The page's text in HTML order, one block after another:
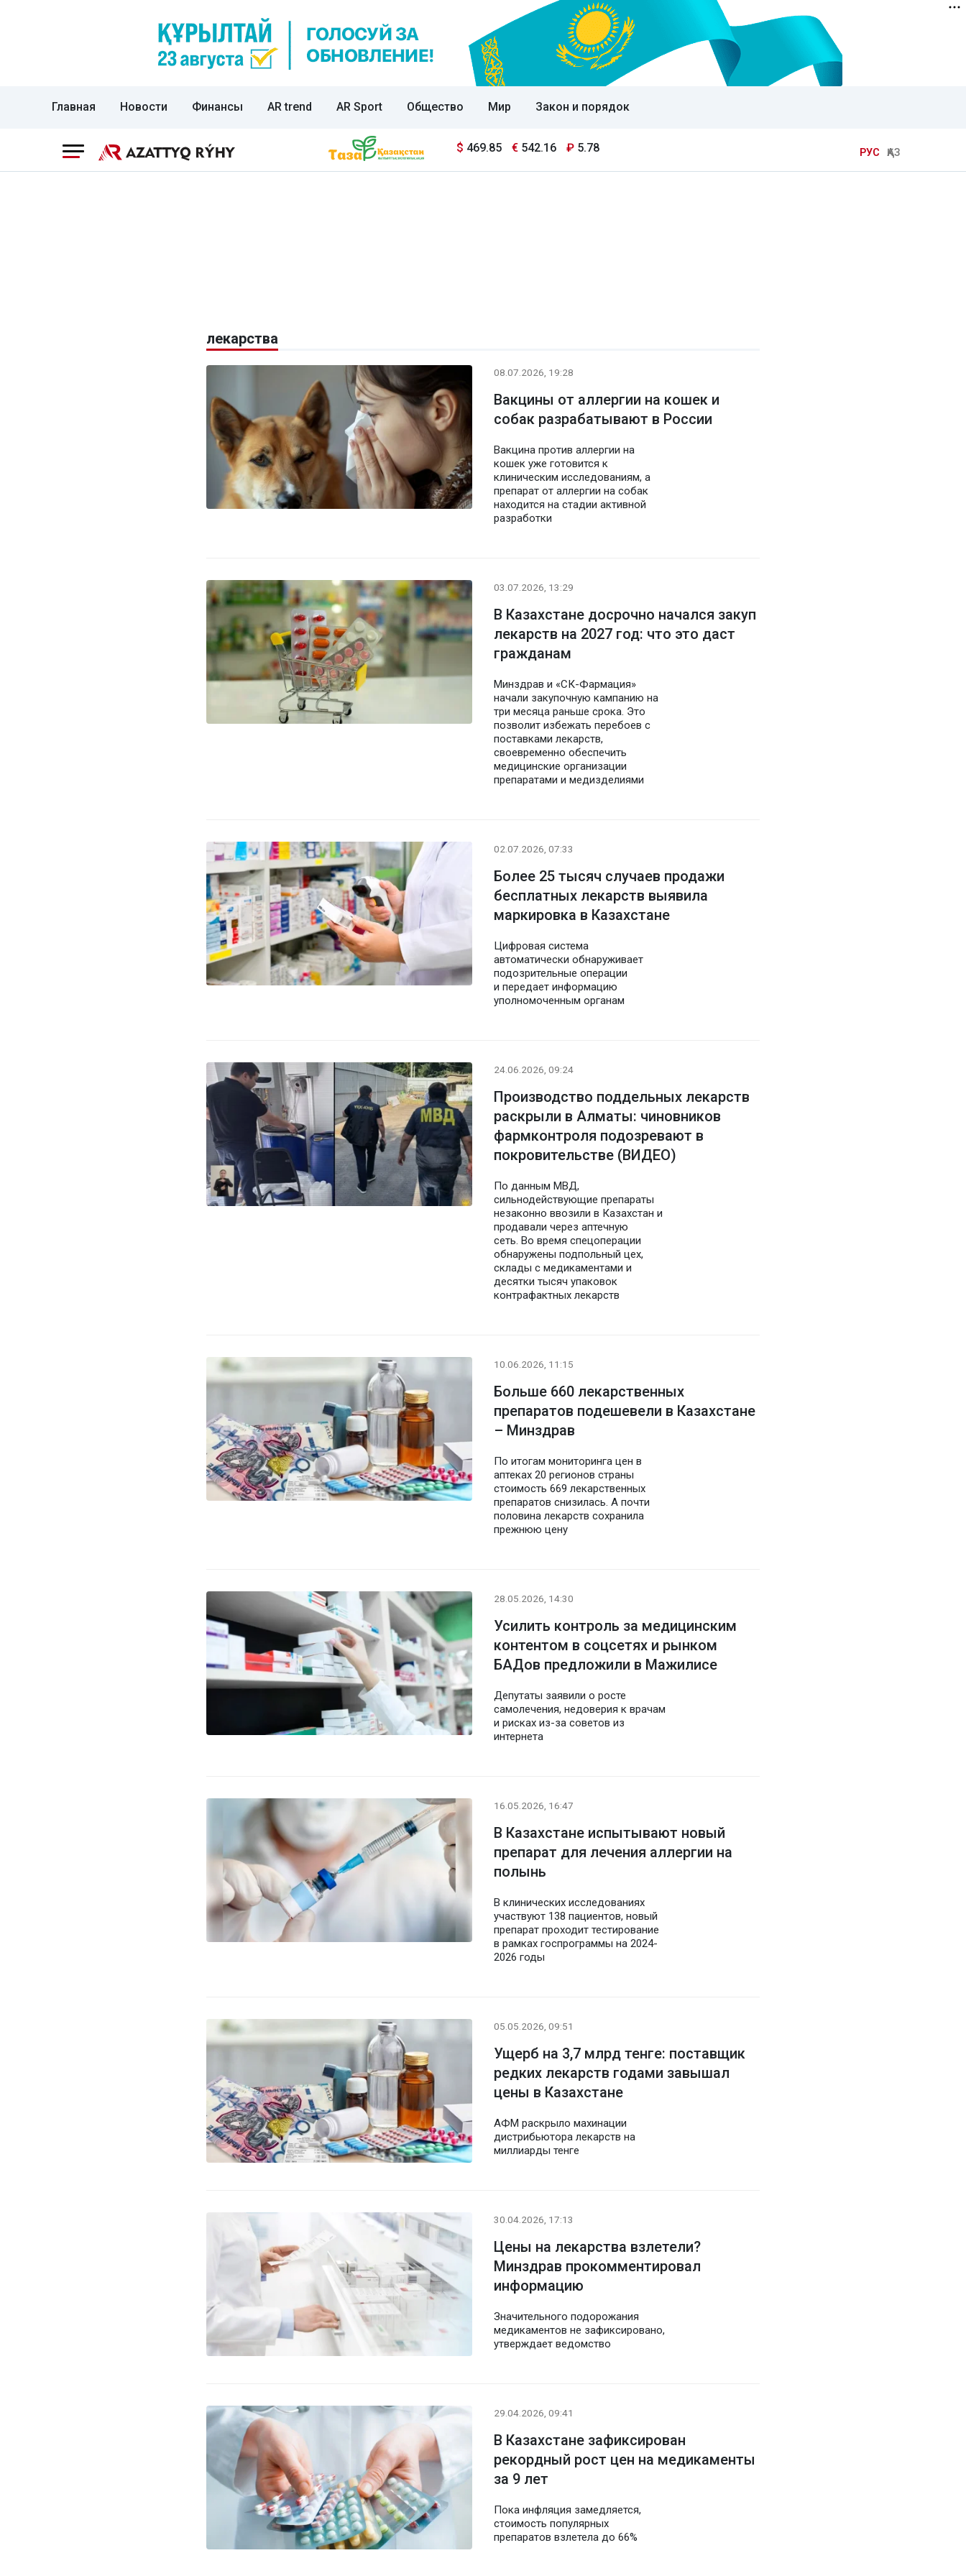
Главная Новости Финансы AR trend AR Sport Общество Мир Закон и порядок
$ 469.85 € 542.16 ₽ 5.78 РУС ҚАЗ
лекарства
08.07.2026, 19:28
Вакцины от аллергии на кошек и
собак разрабатывают в России
Вакцина против аллергии на
кошек уже готовится к
клиническим исследованиям, а
препарат от аллергии на собак
находится на стадии активной
разработки
03.07.2026, 13:29
В Казахстане досрочно начался закуп
лекарств на 2027 год: что это даст
гражданам
Минздрав и «СК-Фармация»
начали закупочную кампанию на
три месяца раньше срока. Это
позволит избежать перебоев с
поставками лекарств,
своевременно обеспечить
медицинские организации
препаратами и медизделиями
02.07.2026, 07:33
Более 25 тысяч случаев продажи
бесплатных лекарств выявила
маркировка в Казахстане
Цифровая система
автоматически обнаруживает
подозрительные операции
и передает информацию
уполномоченным органам
24.06.2026, 09:24
Производство поддельных лекарств
раскрыли в Алматы: чиновников
фармконтроля подозревают в
покровительстве (ВИДЕО)
По данным МВД,
сильнодействующие препараты
незаконно ввозили в Казахстан и
продавали через аптечную
сеть. Во время спецоперации
обнаружены подпольный цех,
склады с медикаментами и
десятки тысяч упаковок
контрафактных лекарств
10.06.2026, 11:15
Больше 660 лекарственных
препаратов подешевели в Казахстане
– Минздрав
По итогам мониторинга цен в
аптеках 20 регионов страны
стоимость 669 лекарственных
препаратов снизилась. А почти
половина лекарств сохранила
прежнюю цену
28.05.2026, 14:30
Усилить контроль за медицинским
контентом в соцсетях и рынком
БАДов предложили в Мажилисе
Депутаты заявили о росте
самолечения, недоверия к врачам
и рисках из-за советов из
интернета
16.05.2026, 16:47
В Казахстане испытывают новый
препарат для лечения аллергии на
полынь
В клинических исследованиях
участвуют 138 пациентов, новый
препарат проходит тестирование
в рамках госпрограммы на 2024-
2026 годы
05.05.2026, 09:51
Ущерб на 3,7 млрд тенге: поставщик
редких лекарств годами завышал
цены в Казахстане
АФМ раскрыло махинации
дистрибьютора лекарств на
миллиарды тенге
30.04.2026, 17:13
Цены на лекарства взлетели?
Минздрав прокомментировал
информацию
Значительного подорожания
медикаментов не зафиксировано,
утверждает ведомство
29.04.2026, 09:41
В Казахстане зафиксирован
рекордный рост цен на медикаменты
за 9 лет
Пока инфляция замедляется,
стоимость популярных
препаратов взлетела до 66%